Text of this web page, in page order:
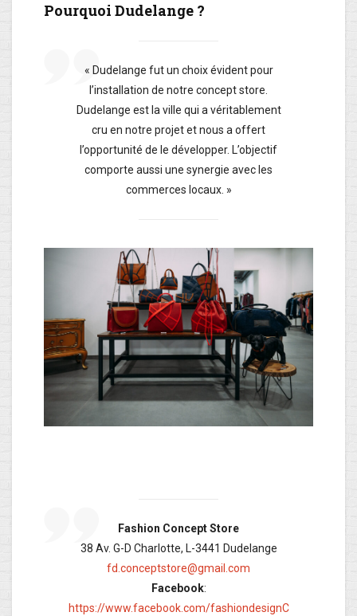
Pourquoi Dudelange ?
« Dudelange fut un choix évident pour
l’installation de notre concept store.
Dudelange est la ville qui a véritablement
cru en notre projet et nous a offert
l’opportunité de le développer. L’objectif
comporte aussi une synergie avec les
commerces locaux. »
Fashion Concept Store
38 Av. G-D Charlotte, L-3441 Dudelange
fd.conceptstore@gmail.com
Facebook:
https://www.facebook.com/fashiondesignC